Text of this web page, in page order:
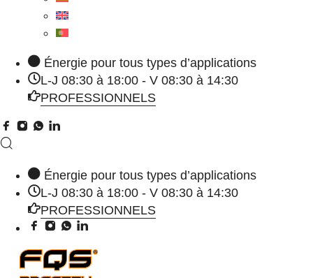
Énergie pour tous types d’applications
L-J 08:30 à 18:00 - V 08:30 à 14:30
PROFESSIONNELS
Énergie pour tous types d’applications
L-J 08:30 à 18:00 - V 08:30 à 14:30
PROFESSIONNELS